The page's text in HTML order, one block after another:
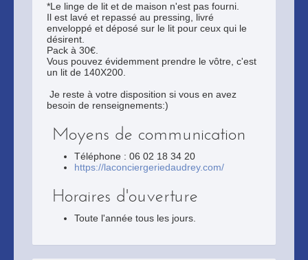
*Le linge de lit et de maison n'est pas fourni.
Il est lavé et repassé au pressing, livré
enveloppé et déposé sur le lit pour ceux qui le
désirent.
Pack à 30€.
Vous pouvez évidemment prendre le vôtre, c'est
un lit de 140X200.
Je reste à votre disposition si vous en avez
besoin de renseignements:)
Moyens de communication
Téléphone : 06 02 18 34 20
https://laconciergeriedaudrey.com/
Horaires d'ouverture
Toute l'année tous les jours.